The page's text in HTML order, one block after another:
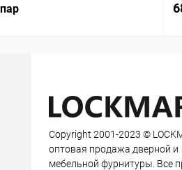
Copyright 2001-2023 ©
оптовая продажа дверной и
мебельной фурнитуры. Все